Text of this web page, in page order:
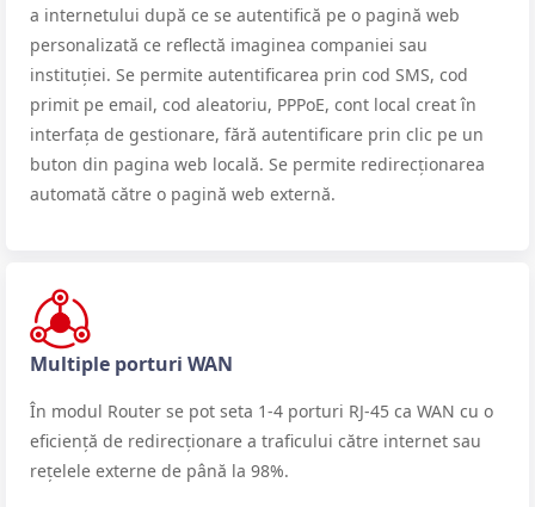
a internetului după ce se autentifică pe o pagină web
personalizată ce reflectă imaginea companiei sau
instituției. Se permite autentificarea prin cod SMS, cod
primit pe email, cod aleatoriu, PPPoE, cont local creat în
interfața de gestionare, fără autentificare prin clic pe un
buton din pagina web locală. Se permite redirecționarea
automată către o pagină web externă.
Multiple porturi WAN
În modul Router se pot seta 1-4 porturi RJ-45 ca WAN cu o
eficiență de redirecționare a traficului către internet sau
rețelele externe de până la 98%.